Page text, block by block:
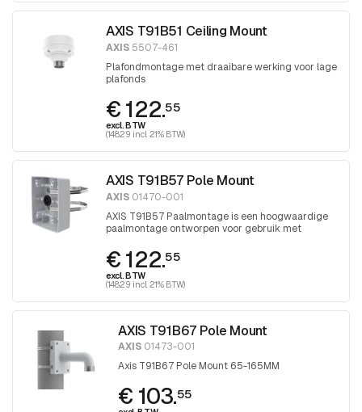
AXIS T91B51 Ceiling Mount
AXIS 5507-461
Plafondmontage met draaibare werking voor lage
plafonds
€ 122.55
excl. BTW
(148.29 incl. 21% BTW)
AXIS T91B57 Pole Mount
AXIS 01470-001
AXIS T91B57 Paalmontage is een hoogwaardige
paalmontage ontworpen voor gebruik met
AXIS T98A kastenserie.
€ 122.55
excl. BTW
(148.29 incl. 21% BTW)
AXIS T91B67 Pole Mount
AXIS 01473-001
Axis T91B67 Pole Mount 65-165MM
€ 103.55